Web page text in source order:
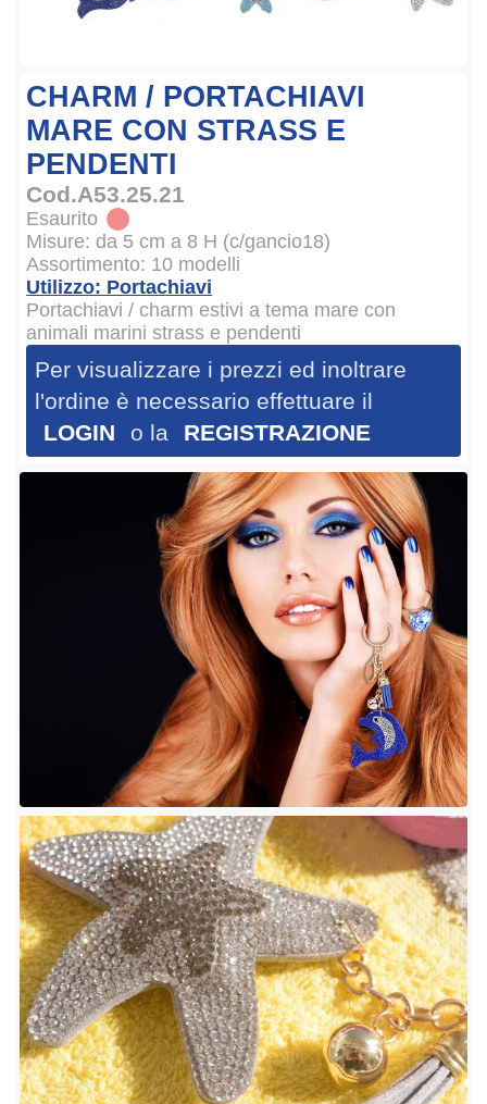
CHARM / PORTACHIAVI
MARE CON STRASS E
PENDENTI
Cod.A53.25.21
Esaurito
Misure: da 5 cm a 8 H (c/gancio18)
Assortimento: 10 modelli
Utilizzo: Portachiavi
Portachiavi / charm estivi a tema mare con
animali marini strass e pendenti
Per visualizzare i prezzi ed inoltrare
l'ordine è necessario effettuare il
LOGIN
o la REGISTRAZIONE